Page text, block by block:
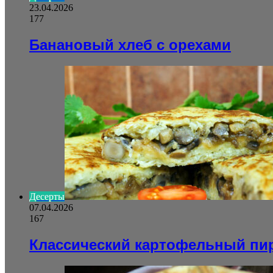
23.04.2026
177
Банановый хлеб с орехами
Десерты
07.04.2026
167
Классический картофельный